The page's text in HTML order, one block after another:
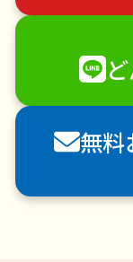
DIY
襖（ふす
害獣駆除
無料